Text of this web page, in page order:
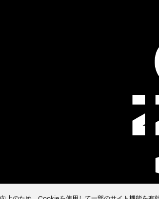
のため、Cookieを使用して一部のサイト機能を有